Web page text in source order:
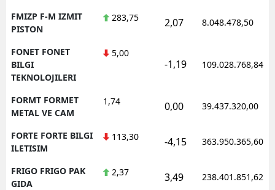
FMIZP F-M IZMIT
PISTON
283,75 2,07 8.048.478,50
FONET FONET
BILGI
TEKNOLOJILERI
5,00
-1,19 109.028.768,84
FORMT FORMET
METAL VE CAM
1,74 0,00 39.437.320,00
FORTE FORTE BILGI
ILETISIM
113,30 -4,15 363.950.365,60
FRIGO FRIGO PAK
GIDA
2,37 3,49 238.401.851,62